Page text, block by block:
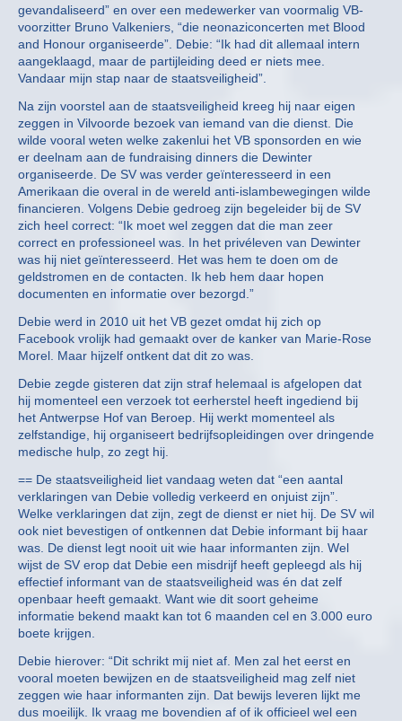
gevandaliseerd” en over een medewerker van voormalig VB-
voorzitter Bruno Valkeniers, “die neonaziconcerten met Blood
and Honour organiseerde”. Debie: “Ik had dit allemaal intern
aangeklaagd, maar de partijleiding deed er niets mee.
Vandaar mijn stap naar de staatsveiligheid”.
Na zijn voorstel aan de staatsveiligheid kreeg hij naar eigen
zeggen in Vilvoorde bezoek van iemand van die dienst. Die
wilde vooral weten welke zakenlui het VB sponsorden en wie
er deelnam aan de fundraising dinners die Dewinter
organiseerde. De SV was verder geïnteresseerd in een
Amerikaan die overal in de wereld anti-islambewegingen wilde
financieren. Volgens Debie gedroeg zijn begeleider bij de SV
zich heel correct: “Ik moet wel zeggen dat die man zeer
correct en professioneel was. In het privéleven van Dewinter
was hij niet geïnteresseerd. Het was hem te doen om de
geldstromen en de contacten. Ik heb hem daar hopen
documenten en informatie over bezorgd.”
Debie werd in 2010 uit het VB gezet omdat hij zich op
Facebook vrolijk had gemaakt over de kanker van Marie-Rose
Morel. Maar hijzelf ontkent dat dit zo was.
Debie zegde gisteren dat zijn straf helemaal is afgelopen dat
hij momenteel een verzoek tot eerherstel heeft ingediend bij
het Antwerpse Hof van Beroep. Hij werkt momenteel als
zelfstandige, hij organiseert bedrijfsopleidingen over dringende
medische hulp, zo zegt hij.
== De staatsveiligheid liet vandaag weten dat “een aantal
verklaringen van Debie volledig verkeerd en onjuist zijn”.
Welke verklaringen dat zijn, zegt de dienst er niet hij. De SV wil
ook niet bevestigen of ontkennen dat Debie informant bij haar
was. De dienst legt nooit uit wie haar informanten zijn. Wel
wijst de SV erop dat Debie een misdrijf heeft gepleegd als hij
effectief informant van de staatsveiligheid was én dat zelf
openbaar heeft gemaakt. Want wie dit soort geheime
informatie bekend maakt kan tot 6 maanden cel en 3.000 euro
boete krijgen.
Debie hierover: “Dit schrikt mij niet af. Men zal het eerst en
vooral moeten bewijzen en de staatsveiligheid mag zelf niet
zeggen wie haar informanten zijn. Dat bewijs leveren lijkt me
dus moeilijk. Ik vraag me bovendien af of ik officieel wel een